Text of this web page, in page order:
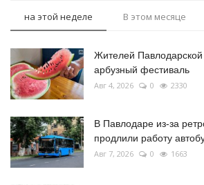
на этой неделе В этом месяце
Жителей Павлодарской
арбузный фестиваль
Авг 4, 2026 0 2330
В Павлодаре из-за
продлили работу
Авг 7, 2026 0 1663